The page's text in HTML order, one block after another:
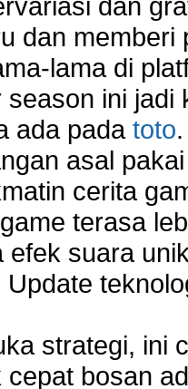
dan
lama di
ini
ada pada toto
asal
cerita
terasa
efek suara
Update
strategi, ini
bosan